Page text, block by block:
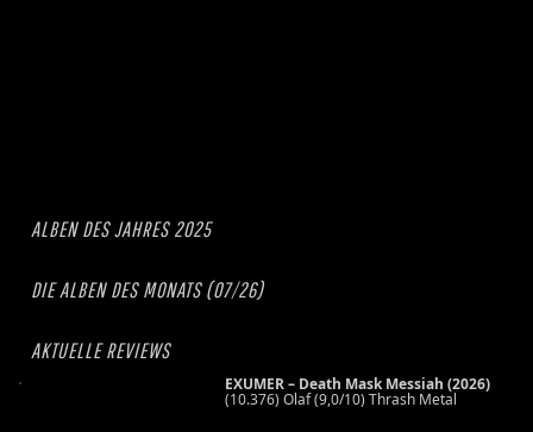
ALBEN DES JAHRES 2025
DIE ALBEN DES MONATS (07/26)
AKTUELLE REVIEWS
EXUMER – Death Mask Messiah (2026)
(10.376) Olaf (9,0/10) Thrash Metal